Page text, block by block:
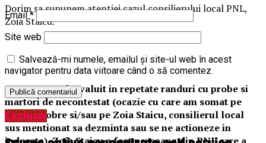
Dorim sa supunem atentiei cazul consilierului local PNL,
Zoia Staicu.
Asa cum am dezvaluit in repetate randuri cu probe si
martori de necontestat (ocazie cu care am somat pe
Adrian Dobre si/sau pe Zoia Staicu, consilierul local
sus mentionat sa dezminta sau se ne actioneze in
Email*
Site web
Salvează-mi numele, emailul și site-ul web în acest
navigator pentru data viitoare când o să comentez.
Exclusiv